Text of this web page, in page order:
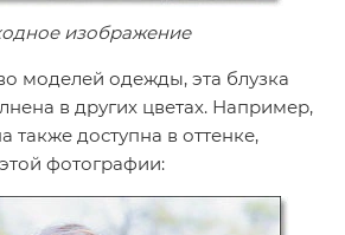
изображение
моделей одежды, эта блузка
в других цветах. Например,
также доступна в оттенке,
фотографии: